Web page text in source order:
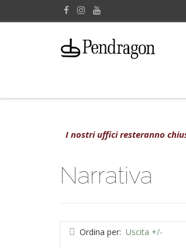
I nostri uffici resteranno
Narrativa
Ordina per: Uscita +/-